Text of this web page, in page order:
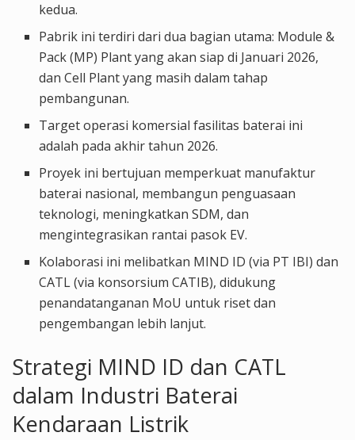
kedua.
Pabrik ini terdiri dari dua bagian utama: Module &
Pack (MP) Plant yang akan siap di Januari 2026,
dan Cell Plant yang masih dalam tahap
pembangunan.
Target operasi komersial fasilitas baterai ini
adalah pada akhir tahun 2026.
Proyek ini bertujuan memperkuat manufaktur
baterai nasional, membangun penguasaan
teknologi, meningkatkan SDM, dan
mengintegrasikan rantai pasok EV.
Kolaborasi ini melibatkan MIND ID (via PT IBI) dan
CATL (via konsorsium CATIB), didukung
penandatanganan MoU untuk riset dan
pengembangan lebih lanjut.
Strategi MIND ID dan CATL
dalam Industri Baterai
Kendaraan Listrik